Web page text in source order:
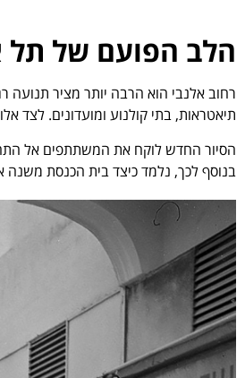
הלב הפועם של תל
רחוב אלנבי הוא הרבה יותר מציר
תיאטראות, בתי קולנוע ומועדונים. לצד
הסיור החדש לוקח את המשתתפים אל
בנוסף לכך, נלמד כיצד בית הכנסת